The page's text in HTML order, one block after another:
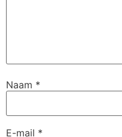
Naam *
E-mail *